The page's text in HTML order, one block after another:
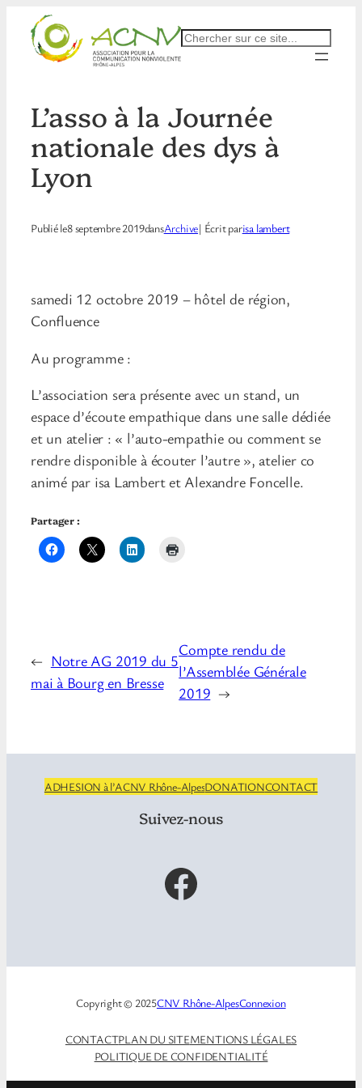
contenu
Rechercher
L’asso à la Journée
nationale des dys à
Lyon
Publié le8 septembre 2019dansArchive| Écrit parisa lambert
samedi 12 octobre 2019 – hôtel de région,
Confluence
Au programme :
L’association sera présente avec un stand, un
espace d’écoute empathique dans une salle dédiée
et un atelier : « l’auto-empathie ou comment se
rendre disponible à écouter l’autre », atelier co
animé par isa Lambert et Alexandre Foncelle.
Partager :
← Notre AG 2019 du 5
mai à Bourg en Bresse
Compte rendu de
l’Assemblée Générale
2019 →
ADHESION à l’ACNV Rhône-AlpesDONATIONCONTACT
Suivez-nous
Facebook
Copyright © 2025CNV Rhône-AlpesConnexion
CONTACTPLAN DU SITEMENTIONS LÉGALES
POLITIQUE DE CONFIDENTIALITÉ